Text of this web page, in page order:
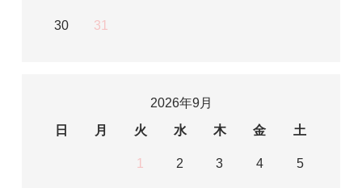
30 31
2026年9月
日
月 火 水 木 金 土
1 2 3 4 5